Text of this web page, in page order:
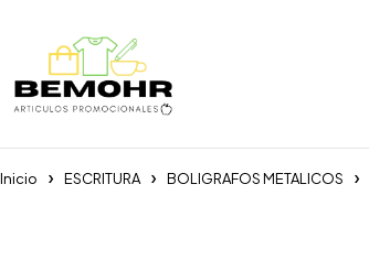
Inicio ESCRITURA BOLIGRAFOS METALICOS